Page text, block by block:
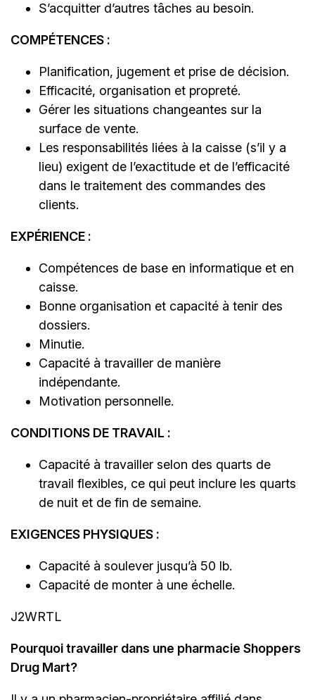
S’acquitter d’autres tâches au besoin.
COMPÉTENCES :
Planification, jugement et prise de décision.
Efficacité, organisation et propreté.
Gérer les situations changeantes sur la
surface de vente.
Les responsabilités liées à la caisse (s’il y a
lieu) exigent de l’exactitude et de l’efficacité
dans le traitement des commandes des
clients.
EXPÉRIENCE :
Compétences de base en informatique et en
caisse.
Bonne organisation et capacité à tenir des
dossiers.
Minutie.
Capacité à travailler de manière
indépendante.
Motivation personnelle.
CONDITIONS DE TRAVAIL :
Capacité à travailler selon des quarts de
travail flexibles, ce qui peut inclure les quarts
de nuit et de fin de semaine.
EXIGENCES PHYSIQUES :
Capacité à soulever jusqu’à 50 lb.
Capacité de monter à une échelle.
J2WRTL
Pourquoi travailler dans une pharmacie Shoppers
Drug Mart?